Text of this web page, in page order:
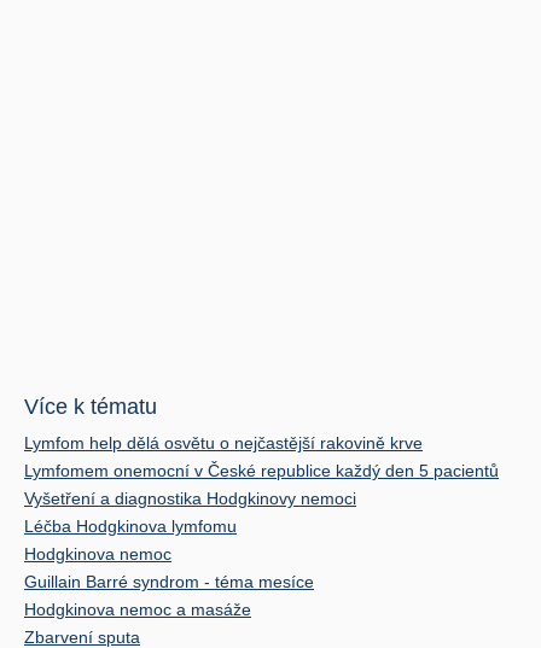
Více k tématu
Lymfom help dělá osvětu o nejčastější rakovině krve
Lymfomem onemocní v České republice každý den 5 pacientů
Vyšetření a diagnostika Hodgkinovy nemoci
Léčba Hodgkinova lymfomu
Hodgkinova nemoc
Guillain Barré syndrom - téma mesíce
Hodgkinova nemoc a masáže
Zbarvení sputa